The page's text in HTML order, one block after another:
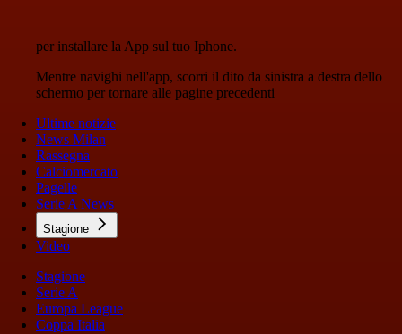
per installare la App sul tuo Iphone.
Mentre navighi nell'app, scorri il dito da sinistra a destra dello
schermo per tornare alle pagine precedenti
Ultime notizie
News Milan
Rassegna
Calciomercato
Pagelle
Serie A News
Stagione
Video
Stagione
Serie A
Europa League
Coppa Italia